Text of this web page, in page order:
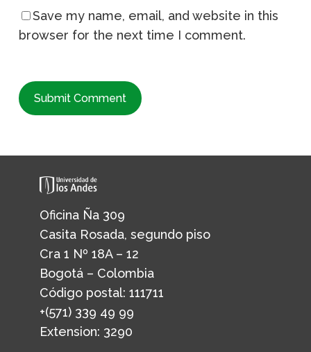
Save my name, email, and website in this
browser for the next time I comment.
Oficina Ña 309
Casita Rosada, segundo piso
Cra 1 Nº 18A – 12
Bogotá – Colombia
Código postal: 111711
+(571) 339 49 99
Extension: 3290